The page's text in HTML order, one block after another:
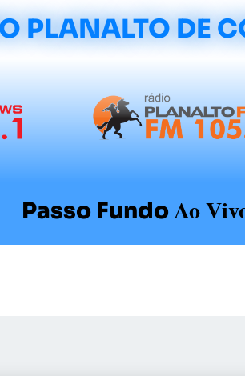
PLANALTO DE
Passo FundoAo